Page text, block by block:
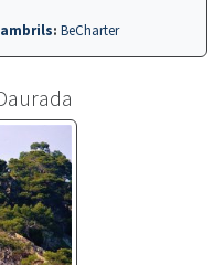
: BeCharter